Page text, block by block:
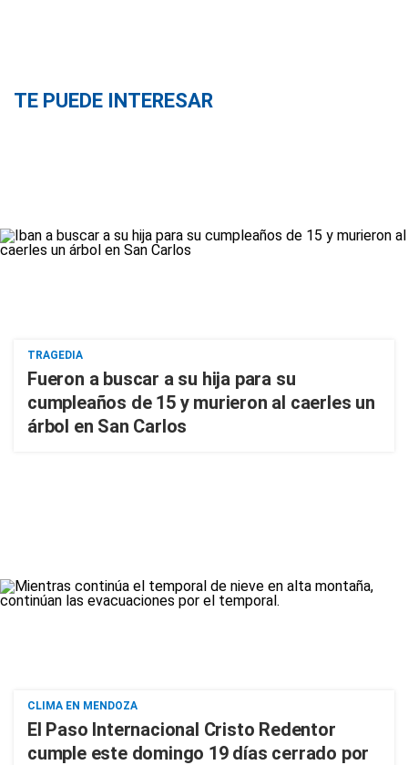
TE PUEDE INTERESAR
TRAGEDIA
Fueron a buscar a su hija para su
cumpleaños de 15 y murieron al caerles un
árbol en San Carlos
CLIMA EN MENDOZA
El Paso Internacional Cristo Redentor
cumple este domingo 19 días cerrado por